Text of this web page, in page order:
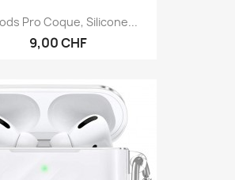
Pro Coque, Silicone...
9,00 CHF